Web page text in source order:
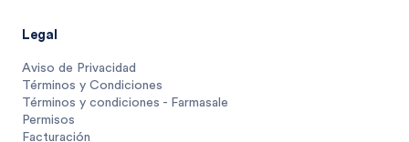
Legal
Aviso de Privacidad
Términos y Condiciones
Términos y condiciones - Farmasale
Permisos
Facturación